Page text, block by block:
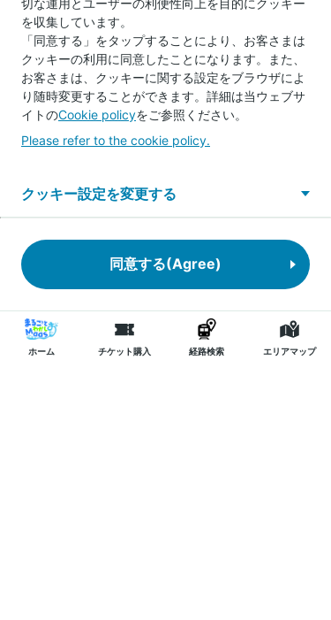
チケット購入へ進む
用しております
切な運用とユーザーの利便性向上を目的にクッキー
を収集しています。
「同意する」をタップすることにより、お客さまは
お客さまは、クッキーに関する設定をブラウザによ
り随時変更することができます。詳細は当ウェブサ
Cookie policyをご参照ください。